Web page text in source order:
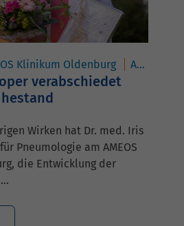
Klinikum Oldenburg AMEOS Klinikum Eutin
verabschiedet
Wirken hat Dr. med. Iris
Pneumologie am AMEOS
die Entwicklung der